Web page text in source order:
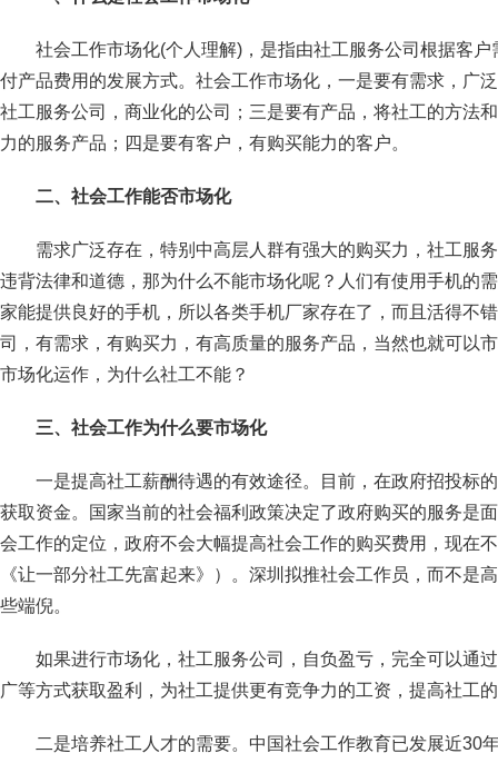
社会工作市场化(个人理解)，是指由社工服务公司根据客
付产品费用的发展方式。社会工作市场化，一是要有需求，广
社工服务公司，商业化的公司；三是要有产品，将社工的方法
力的服务产品；四是要有客户，有购买能力的客户。
二、社会工作能否市场化
需求广泛存在，特别中高层人群有强大的购买力，社工服
违背法律和道德，那为什么不能市场化呢？人们有使用手机的
家能提供良好的手机，所以各类手机厂家存在了，而且活得不
司，有需求，有购买力，有高质量的服务产品，当然也就可以
市场化运作，为什么社工不能？
三、社会工作为什么要市场化
一是提高社工薪酬待遇的有效途径。目前，在政府招投标
获取资金。国家当前的社会福利政策决定了政府购买的服务是
会工作的定位，政府不会大幅提高社会工作的购买费用，现在
《让一部分社工先富起来》）。深圳拟推社会工作员，而不是
些端倪。
如果进行市场化，社工服务公司，自负盈亏，完全可以通
广等方式获取盈利，为社工提供更有竞争力的工资，提高社工
二是培养社工人才的需要。中国社会工作教育已发展近30